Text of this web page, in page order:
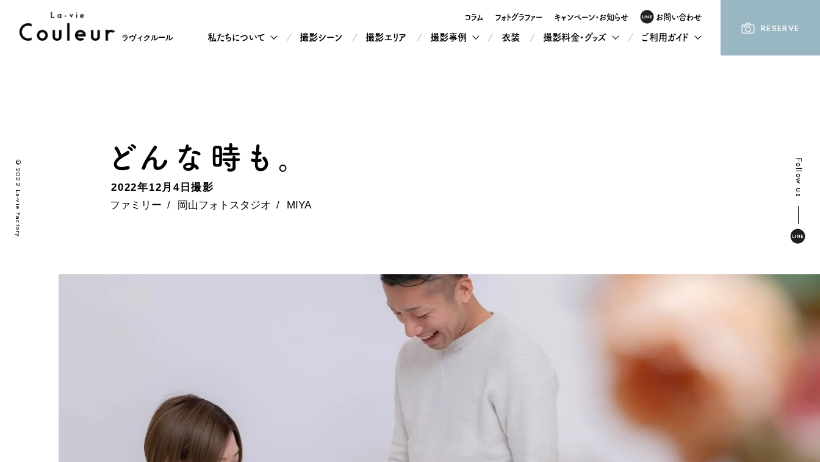
ラヴィクルール 私たちについて 撮影シーン 撮影エリア 撮影事例 衣装 撮影料金・グッズ ご利用ガイド
コラム フォトグラファー キャンペーン・お知らせ お問い合わせ
RESERVE
©2022 La-vie Factory Follow us
どんな時も。
2022年12月4日撮影
ファミリー
岡山フォトスタジオ MIYA